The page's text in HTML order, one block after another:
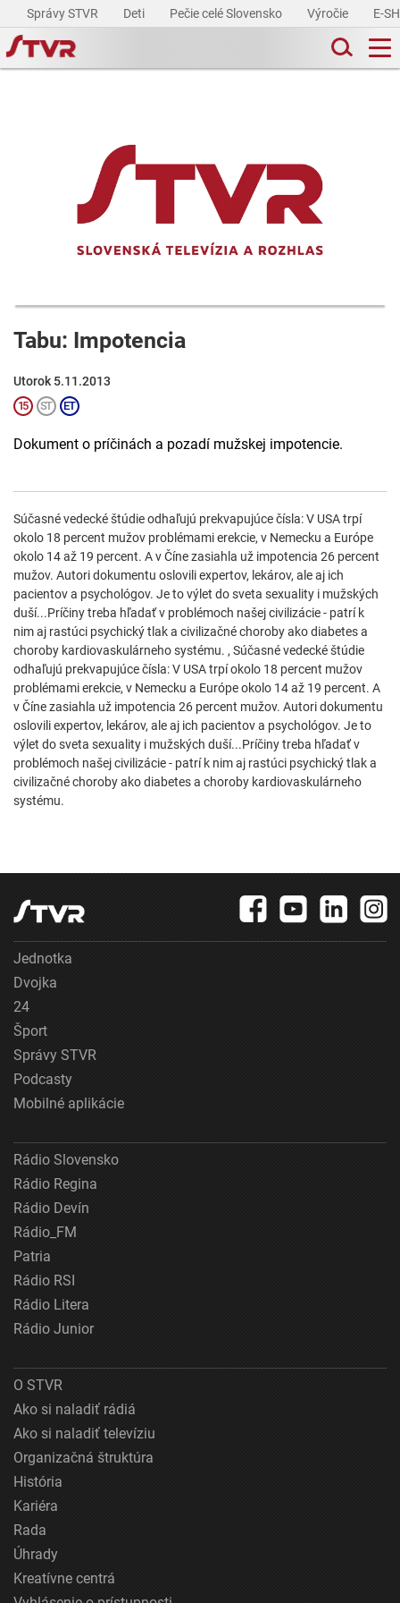
Správy STVR Deti Pečie celé Slovensko Výročie E-
Tabu: Impotencia
Utorok 5.11.2013
Dokument o príčinách a pozadí mužskej impotencie.
Súčasné vedecké štúdie odhaľujú prekvapujúce čísla: V USA trpí
okolo 18 percent mužov problémami erekcie, v Nemecku a Európe
okolo 14 až 19 percent. A v Číne zasiahla už impotencia 26 percent
mužov. Autori dokumentu oslovili expertov, lekárov, ale aj ich
pacientov a psychológov. Je to výlet do sveta sexuality i mužských
duší...Príčiny treba hľadať v problémoch našej civilizácie - patrí k
nim aj rastúci psychický tlak a civilizačné choroby ako diabetes a
choroby kardiovaskulárneho systému. , Súčasné vedecké štúdie
odhaľujú prekvapujúce čísla: V USA trpí okolo 18 percent mužov
problémami erekcie, v Nemecku a Európe okolo 14 až 19 percent. A
v Číne zasiahla už impotencia 26 percent mužov. Autori dokumentu
oslovili expertov, lekárov, ale aj ich pacientov a psychológov. Je to
výlet do sveta sexuality i mužských duší...Príčiny treba hľadať v
problémoch našej civilizácie - patrí k nim aj rastúci psychický tlak a
civilizačné choroby ako diabetes a choroby kardiovaskulárneho
systému.
Jednotka
Dvojka
24
Šport
Správy STVR
Podcasty
Mobilné aplikácie
Rádio Slovensko
Rádio Regina
Rádio Devín
Rádio_FM
Patria
Rádio RSI
Rádio Litera
Rádio Junior
O STVR
Ako si naladiť rádiá
Ako si naladiť televíziu
Organizačná štruktúra
História
Kariéra
Rada
Úhrady
Kreatívne centrá